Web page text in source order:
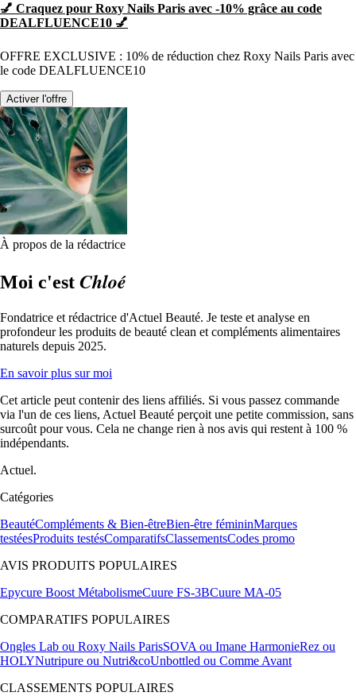
💅 Craquez pour Roxy Nails Paris avec -10% grâce au code
DEALFLUENCE10 💅
OFFRE EXCLUSIVE : 10% de réduction chez Roxy Nails Paris avec
le code DEALFLUENCE10
Activer l'offre
À propos de la rédactrice
Moi c'est Chloé
Fondatrice et rédactrice d'Actuel Beauté. Je teste et analyse en
profondeur les produits de beauté clean et compléments alimentaires
naturels depuis 2025.
En savoir plus sur moi
Cet article peut contenir des liens affiliés. Si vous passez commande
via l'un de ces liens, Actuel Beauté perçoit une petite commission, sans
surcoût pour vous. Cela ne change rien à nos avis qui restent à 100 %
indépendants.
Actuel.
Catégories
BeautéCompléments & Bien-êtreBien-être fémininMarques
testéesProduits testésComparatifsClassementsCodes promo
AVIS PRODUITS POPULAIRES
Epycure Boost MétabolismeCuure FS-3BCuure MA-05
COMPARATIFS POPULAIRES
Ongles Lab ou Roxy Nails ParisSOVA ou Imane HarmonieRez ou
HOLYNutripure ou Nutri&coUnbottled ou Comme Avant
CLASSEMENTS POPULAIRES